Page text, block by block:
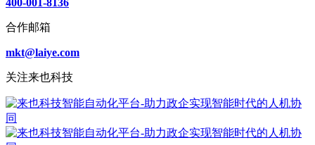
400-001-8136
合作邮箱
mkt@laiye.com
关注来也科技